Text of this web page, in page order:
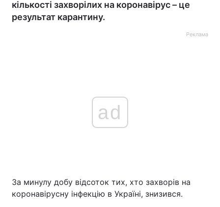
кількості захворілих на коронавірус – це
результат карантину.
Реклама
ad
За минулу добу відсоток тих, хто захворів на
коронавірусну інфекцію в Україні, знизився.